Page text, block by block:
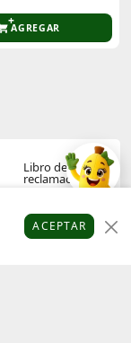
AGREGAR
Libro de
reclamaciones
ACEPTAR